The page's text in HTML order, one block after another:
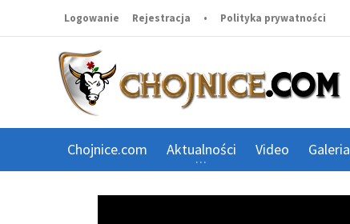
Logowanie Rejestracja • Polityka prywatności
Chojnice.com Aktualności Video Galeria